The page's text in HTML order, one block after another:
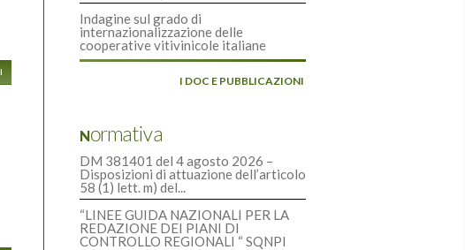
Indagine sul grado di
internazionalizzazione delle
cooperative vitivinicole italiane
I DOC E PUBBLICAZIONI
Normativa
DM 381401 del 4 agosto 2026 –
Disposizioni di attuazione dell’articolo
58 (1) lett. m) del...
“LINEE GUIDA NAZIONALI PER LA
REDAZIONE DEI PIANI DI
CONTROLLO REGIONALI “ SQNPI